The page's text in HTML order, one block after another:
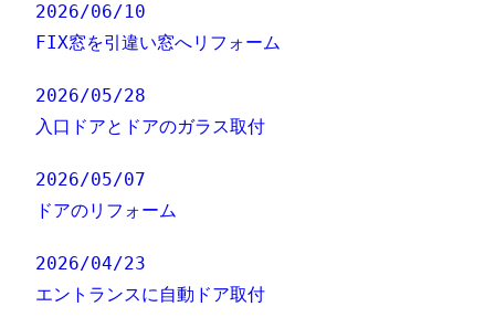
2026/06/10
FIX窓を引違い窓へリフォーム
2026/05/28
入口ドアとドアのガラス取付
2026/05/07
ドアのリフォーム
2026/04/23
エントランスに自動ドア取付